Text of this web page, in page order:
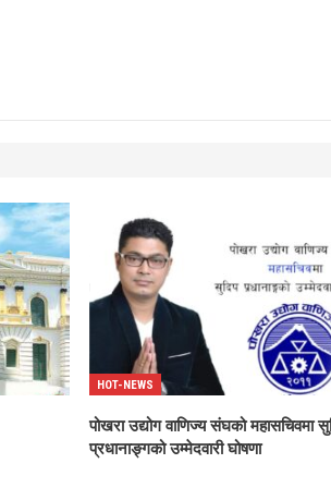
HOT-NEWS
पोखरा उद्योग वाणिज्य संघको महासचिवमा
प्रधानाङ्गको उम्मेदवारी घोषणा